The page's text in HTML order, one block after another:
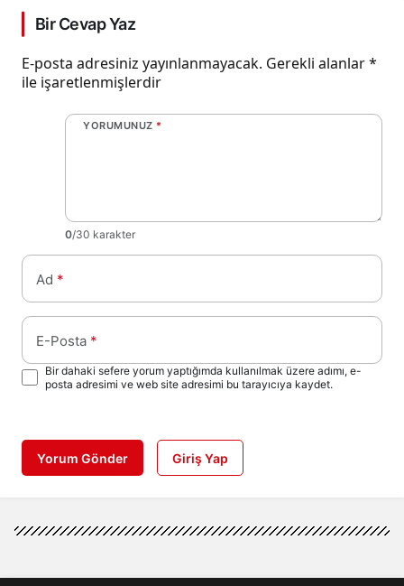
Bir Cevap Yaz
E-posta adresiniz yayınlanmayacak. Gerekli alanlar*
ile işaretlenmişlerdir
YORUMUNUZ *
0/30 karakter
Ad *
E-Posta *
Bir dahaki sefere yorum yaptığımda kullanılmak üzere adımı, e-
posta adresimi ve web site adresimi bu tarayıcıya kaydet.
Yorum Gönder Giriş Yap